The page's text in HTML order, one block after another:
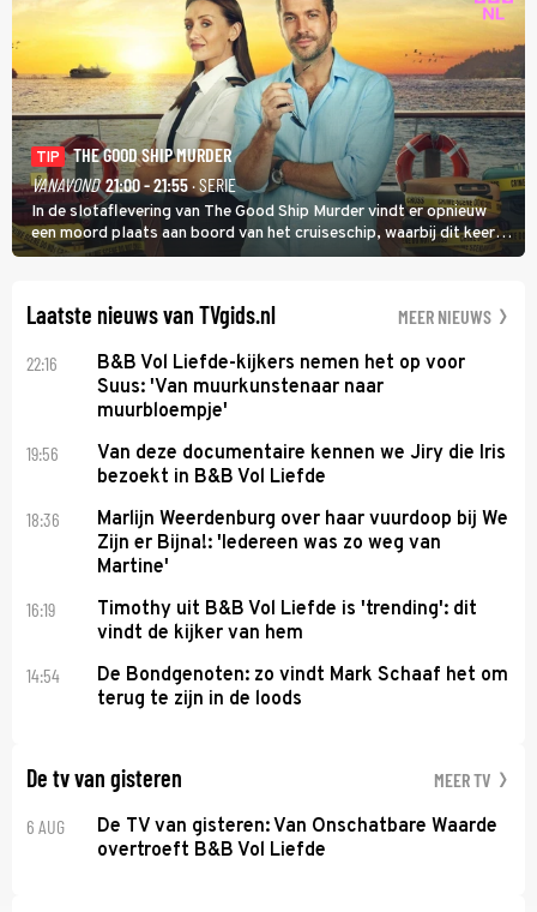
TIP
THE GOOD SHIP MURDER
VANAVOND 21:00 - 21:55· SERIE
In de slotaflevering van The Good Ship Murder vindt er opnieuw
een moord plaats aan boord van het cruiseschip, waarbij dit keer
een bemanningslid het slachtoffer is en kapitein Marlowe de dader
Laatste nieuws van TVgids.nl MEER NIEUWS
22:16
B&B Vol Liefde-kijkers nemen het op voor
Suus: 'Van muurkunstenaar naar
muurbloempje'
19:56
Van deze documentaire kennen we Jiry die Iris
bezoekt in B&B Vol Liefde
18:36
Marlijn Weerdenburg over haar vuurdoop bij We
Zijn er Bijna!: 'Iedereen was zo weg van
Martine'
16:19
Timothy uit B&B Vol Liefde is 'trending': dit
vindt de kijker van hem
14:54
De Bondgenoten: zo vindt Mark Schaaf het om
terug te zijn in de loods
De tv van gisteren MEER TV
6 AUG
De TV van gisteren: Van Onschatbare Waarde
overtroeft B&B Vol Liefde